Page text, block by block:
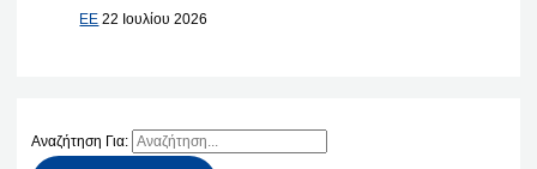
ΕΕ 22 Ιουλίου 2026
Αναζήτηση Για: